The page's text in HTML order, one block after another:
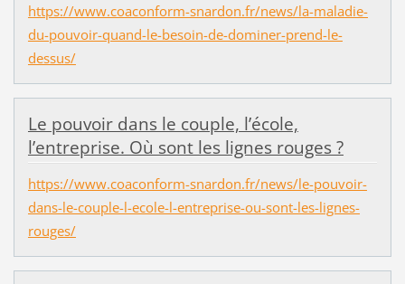
https://www.coaconform-snardon.fr/news/la-maladie-
du-pouvoir-quand-le-besoin-de-dominer-prend-le-
dessus/
Le pouvoir dans le couple, l’école,
l’entreprise. Où sont les lignes rouges ?
https://www.coaconform-snardon.fr/news/le-pouvoir-
dans-le-couple-l-ecole-l-entreprise-ou-sont-les-lignes-
rouges/